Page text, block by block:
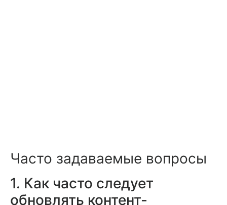
Часто задаваемые вопросы
1. Как часто следует
обновлять контент-